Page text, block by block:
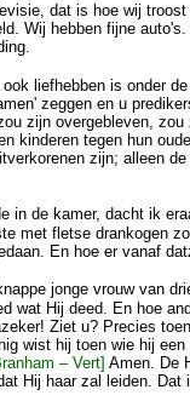
dat is hoe wij
Wij hebben fijne
liefhebben is onder
zeggen en u
zijn overgebleven,
kinderen tegen hun
zijn; alleen
in de kamer, dacht ik
met fletse drankogen
En hoe er vanaf
jonge vrouw van
wat Hij deed. En hoe
Ziet u? Precies
wist hij toen wie hij
– Vert] Amen. De
Hij haar zal leiden.